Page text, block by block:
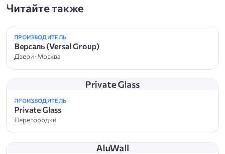
Читайте также
ПРОИЗВОДИТЕЛЬ
Версаль (Versal Group)
Двери · Москва
Private Glass
ПРОИЗВОДИТЕЛЬ
Private Glass
Перегородки
AluWall